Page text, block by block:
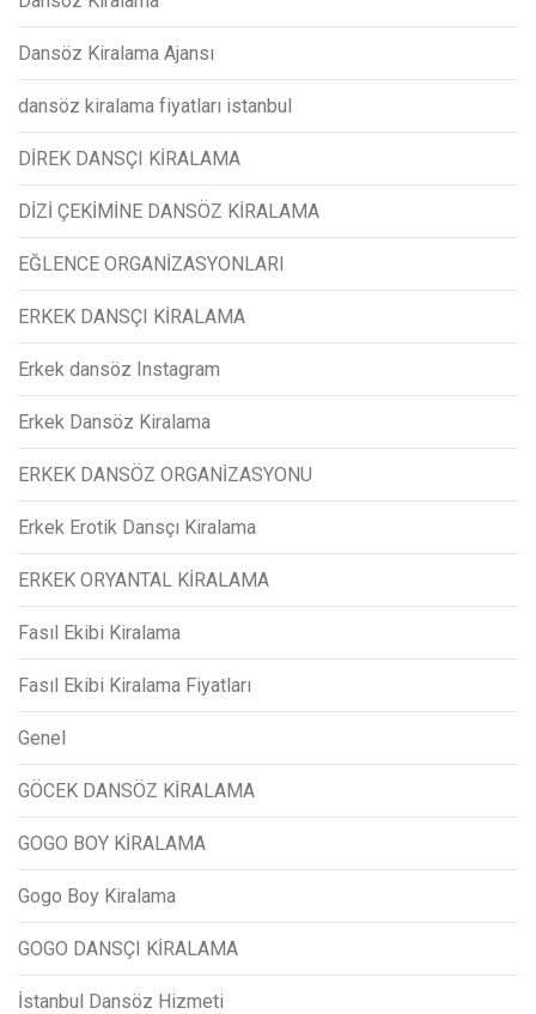
Dansöz Kiralama Ajansı
dansöz kiralama fiyatları istanbul
DİREK DANSÇI KİRALAMA
DİZİ ÇEKİMİNE DANSÖZ KİRALAMA
EĞLENCE ORGANİZASYONLARI
ERKEK DANSÇI KİRALAMA
Erkek dansöz Instagram
Erkek Dansöz Kiralama
ERKEK DANSÖZ ORGANİZASYONU
Erkek Erotik Dansçı Kiralama
ERKEK ORYANTAL KİRALAMA
Fasıl Ekibi Kiralama
Fasıl Ekibi Kiralama Fiyatları
Genel
GÖCEK DANSÖZ KİRALAMA
GOGO BOY KİRALAMA
Gogo Boy Kiralama
GOGO DANSÇI KİRALAMA
İstanbul Dansöz Hizmeti